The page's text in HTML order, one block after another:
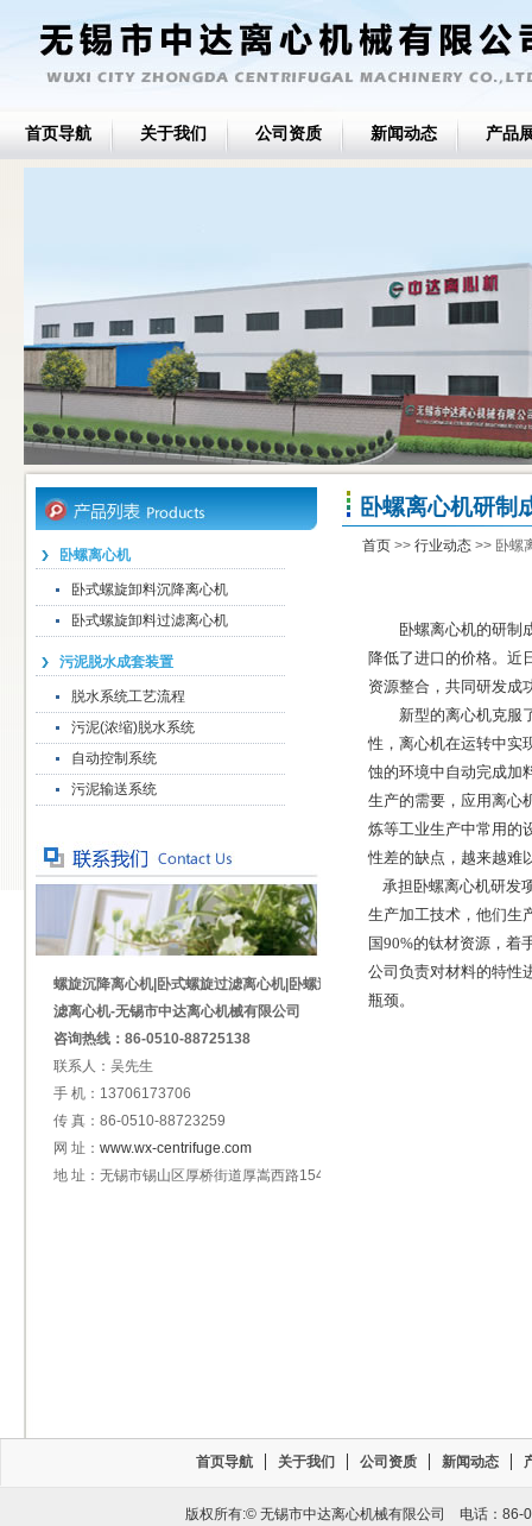
首页导航 关于我们 公司资质 新闻动态 产品
卧螺离心机
卧式螺旋卸料沉降离心机
卧式螺旋卸料过滤离心机
污泥脱水成套装置
脱水系统工艺流程
污泥(浓缩)脱水系统
自动控制系统
污泥输送系统
螺旋沉降离心机|卧式螺旋过滤离心机|卧螺过
滤离心机-无锡市中达离心机械有限公司
咨询热线：86-0510-88725138
联系人：吴先生
手 机：13706173706
传 真：86-0510-88723259
网 址： www.wx-centrifuge.com
地 址：无锡市锡山区厚桥街道厚嵩西路154号
卧螺离心机研制
首页 >> 行业动态 >> 卧螺
卧螺离心机的研制
降低了进口的价格。近
资源整合，共同研发成
新型的离心机克服了
性，离心机在运转中实
蚀的环境中自动完成加
生产的需要，应用离心
炼等工业生产中常用的
性差的缺点，越来越难
承担卧螺离心机研发
生产加工技术，他们生
国90%的钛材资源，着
公司负责对材料的特性
瓶颈。
首页导航 关于我们 公司资质 新闻动态
版权所有:© 无锡市中达离心机械有限公司 电话：